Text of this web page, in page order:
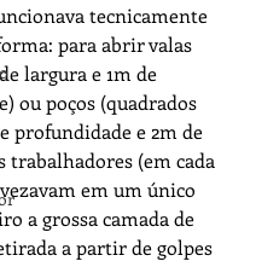
tecnicamente
para abrir valas
largura e 1m de
ou poços (quadrados
profundidade e 2m de
trabalhadores (em cada
em um único
a grossa camada de
a partir de golpes